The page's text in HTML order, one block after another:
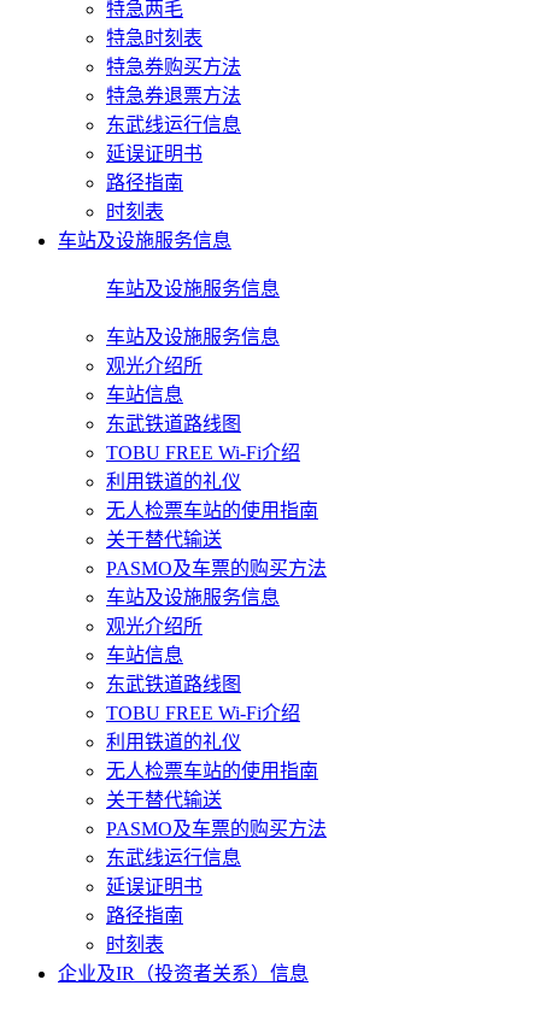
特急两毛
特急时刻表
特急券购买方法
特急券退票方法
东武线运行信息
延误证明书
路径指南
时刻表
车站及设施服务信息
车站及设施服务信息
车站及设施服务信息
观光介绍所
车站信息
东武铁道路线图
TOBU FREE Wi-Fi介绍
利用铁道的礼仪
无人检票车站的使用指南
关于替代输送
PASMO及车票的购买方法
车站及设施服务信息
观光介绍所
车站信息
东武铁道路线图
TOBU FREE Wi-Fi介绍
利用铁道的礼仪
无人检票车站的使用指南
关于替代输送
PASMO及车票的购买方法
东武线运行信息
延误证明书
路径指南
时刻表
企业及IR（投资者关系）信息